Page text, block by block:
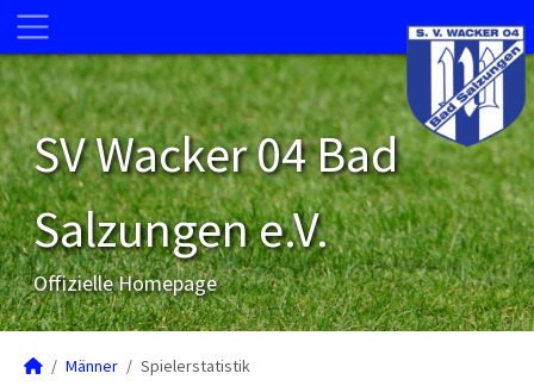
SV Wacker 04 Bad
Salzungen e.V.
Offizielle Homepage
Männer Spielerstatistik